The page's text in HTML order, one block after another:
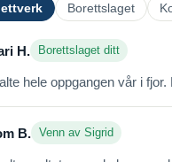
Borettslaget
H. Borettslaget ditt
hele oppgangen vår i
B. Venn av Sigrid